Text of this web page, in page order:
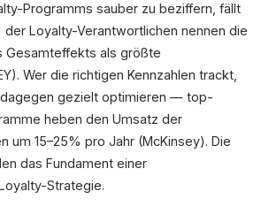
Programms sauber zu beziffern, fällt
der Loyalty-Verantwortlichen nennen die
Gesamteffekts als größte
Wer die richtigen Kennzahlen trackt,
dagegen gezielt optimieren — top-
heben den Umsatz der
um 15–25% pro Jahr (McKinsey). Die
das Fundament einer
Strategie.